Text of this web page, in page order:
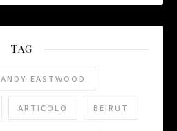
TAG
ANDY EASTWOOD
ARTICOLO BEIRUT